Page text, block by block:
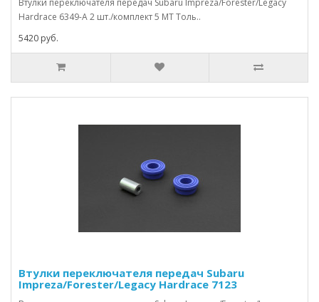
Втулки переключателя передач Subaru Impreza/Forester/Legacy
Hardrace 6349-A 2 шт./комплект 5 МТ Толь..
5420 руб.
Втулки переключателя передач Subaru
Impreza/Forester/Legacy Hardrace 7123